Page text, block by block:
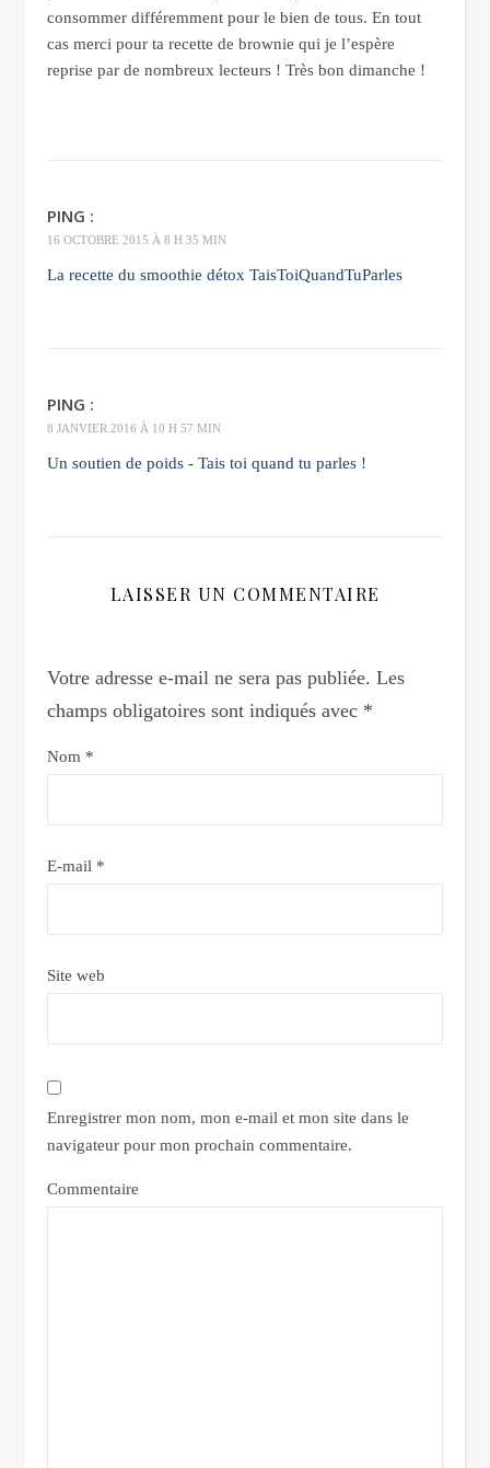
consommer différemment pour le bien de tous. En tout
cas merci pour ta recette de brownie qui je l’espère
reprise par de nombreux lecteurs ! Très bon dimanche !
PING :
16 OCTOBRE 2015 À 8 H 35 MIN
La recette du smoothie détox TaisToiQuandTuParles
PING :
8 JANVIER 2016 À 10 H 57 MIN
Un soutien de poids - Tais toi quand tu parles !
LAISSER UN COMMENTAIRE
Votre adresse e-mail ne sera pas publiée. Les
champs obligatoires sont indiqués avec *
Nom *
E-mail *
Site web
Enregistrer mon nom, mon e-mail et mon site dans le
navigateur pour mon prochain commentaire.
Commentaire